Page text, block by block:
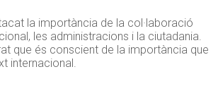
la importància de la col·laboració
les administracions i la ciutadania.
que és conscient de la importància que
internacional.